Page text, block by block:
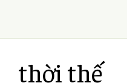
thời thế